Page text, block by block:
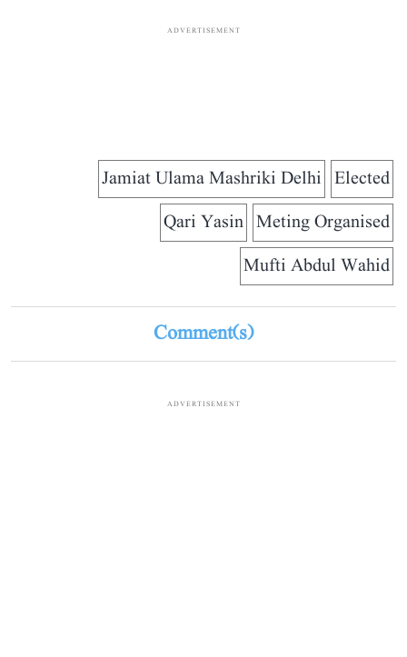
ADVERTISEMENT
Elected
Jamiat Ulama Mashriki Delhi
Meting Organised
Qari Yasin
Mufti Abdul Wahid
Comment(s)
ADVERTISEMENT